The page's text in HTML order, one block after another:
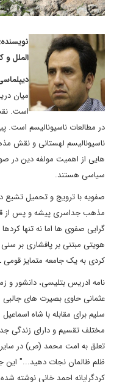
الملل و
میان
است.
در مطالعات ناسیونالیسم است.
ناسیونالیسم لهستانی و نقش
هایی از اهمیت مولفه دین در
سیاسی هستند.
مذهب جداسری پیشه و پس از
گرایی صفوی ها اما نه تنها
هویتی مبتنی بر پافشاری بر
کردی به یک جامعه متمایز
عثمانی حاوی بصیرت های
سلیم برای مقابله با شاه
مختلف تقسیم و دارای زندگی
تعلق به امت محمد (ص) در سایر
ظلم ظالمان نجات دهید..." این
کردگرایانه احمد خانی نوشته